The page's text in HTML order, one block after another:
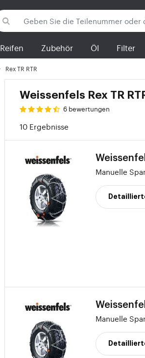
Reifen Zubehör Öl Filter
Rex TR RTR
Weissenfels Rex TR
6 bewertungen
10 Ergebnisse
Manuelle
Manuelle